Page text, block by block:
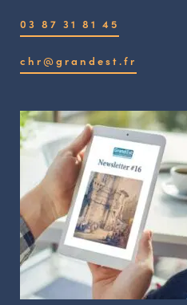
03 87 31 81 45
chr@grandest.fr